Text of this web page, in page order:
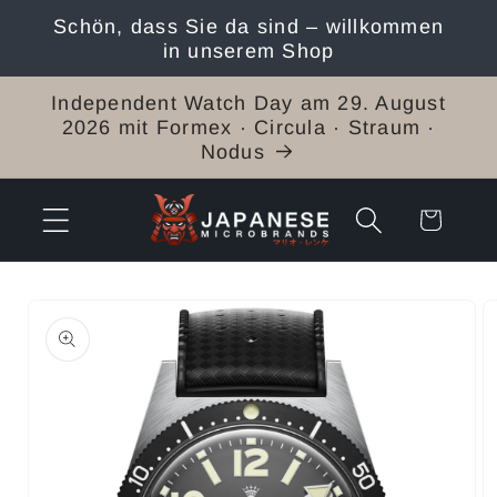
zum
Schön, dass Sie da sind – willkommen
in unserem Shop
Independent Watch Day am 29. August
2026 mit Formex · Circula · Straum ·
Nodus
Warenkorb